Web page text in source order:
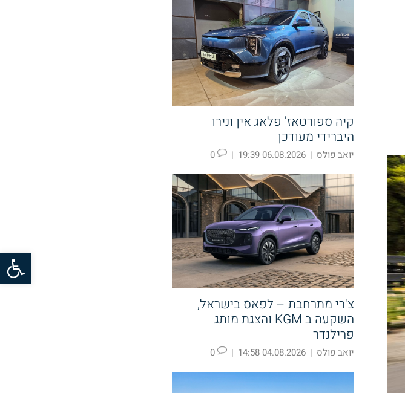
פתח
קיה ספורטאז' פלאג אין ונירו
היברידי מעודכן
יואב פולס |
06.08.2026 19:39
|
0
צ'רי מתרחבת – לפאס בישראל,
השקעה ב KGM והצגת מותג
פרילנדר
יואב פולס |
04.08.2026 14:58
|
0